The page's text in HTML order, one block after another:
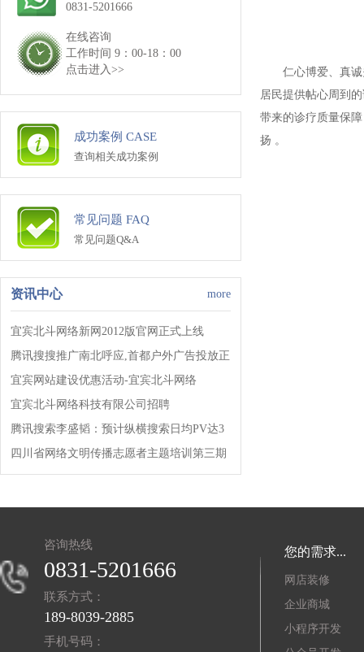
0831-5201666
在线咨询
工作时间 9：00-18：00
点击进入>>
成功案例 CASE
查询相关成功案例
常见问题 FAQ
常见问题Q&A
资讯中心 more
宜宾北斗网络新网2012版官网正式上线
腾讯搜搜推广南北呼应,首都户外广告投放正
式启动!!!
宜宾网站建设优惠活动-宜宾北斗网络
宜宾北斗网络科技有限公司招聘
腾讯搜索李盛韬：预计纵横搜索日均PV达3
亿!
四川省网络文明传播志愿者主题培训第三期
开班!
仁心博爱、真
居民提供帖心周到
带来的诊疗质量保
扬 。
咨询热线
0831-5201666
联系方式：
189-8039-2885
手机号码：
您的需求...
网店装修
企业商城
小程序开发